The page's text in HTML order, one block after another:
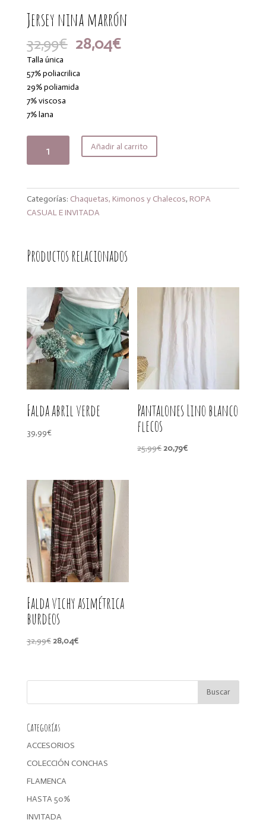
Jersey nina marrón
32,99€ El
precio
original
era:
28,04€El
Talla única
57% poliacrilica
29% poliamida
7% viscosa
7% lana
Añadir al carrito
Categorías: Chaquetas, Kimonos y Chalecos, ROPA
CASUAL E INVITADA
Productos relacionados
Falda abril verde
39,99€
Pantalones Lino blanco
flecos
25,99€ El
20,79€El
Falda vichy asimétrica
burdeos
32,99€ El
era:
28,04€El
es:
Categorías
ACCESORIOS
COLECCIÓN CONCHAS
FLAMENCA
HASTA 50%
INVITADA